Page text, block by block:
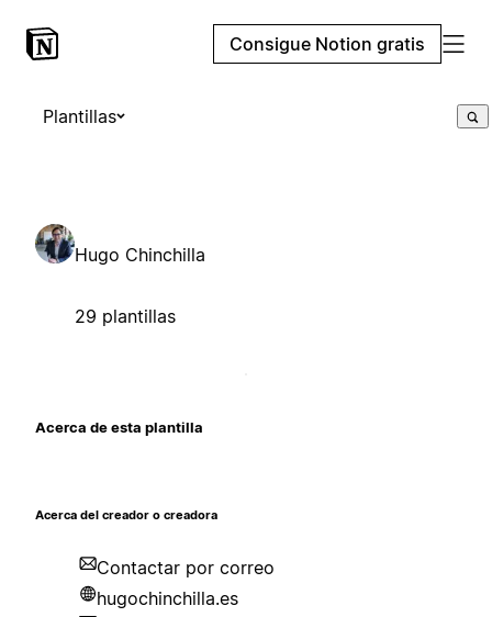
Consigue Notion gratis
Plantillas
Hugo Chinchilla
29 plantillas
Acerca de esta plantilla
Acerca del creador o creadora
Contactar por correo
hugochinchilla.es